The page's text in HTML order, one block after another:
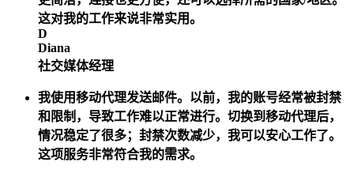
这对我的工作来说非常实用。
D
Diana
社交媒体经理
我使用移动代理发送邮件。以前，我的账号经常被封禁
和限制，导致工作难以正常进行。切换到移动代理后，
情况稳定了很多；封禁次数减少，我可以安心工作了。
这项服务非常符合我的需求。